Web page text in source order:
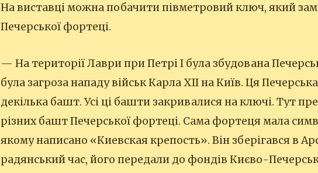
На виставці можна побачити півметровий ключ, який
Печерської фортеці.
— На території Лаври при Петрі І була збудована
була загроза нападу військ Карла ХІІ на Київ. Ця
декілька башт. Усі ці башти закривалися на ключі. Тут
різних башт Печерської фортеці. Сама фортеця мала
якому написано «Киевская крепость». Він зберігався в
радянський час, його передали до фондів Києво-